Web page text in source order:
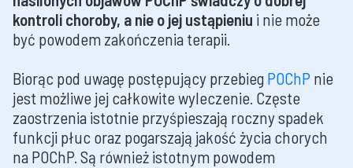
kontroli choroby, a nie o jej ustąpieniu i nie może
być powodem zakończenia terapii.
Biorąc pod uwagę postępujący przebieg POChP nie
jest możliwe jej całkowite wyleczenie. Częste
zaostrzenia istotnie przyśpieszają roczny spadek
funkcji płuc oraz pogarszają jakość życia chorych
na POChP. Są również istotnym powodem